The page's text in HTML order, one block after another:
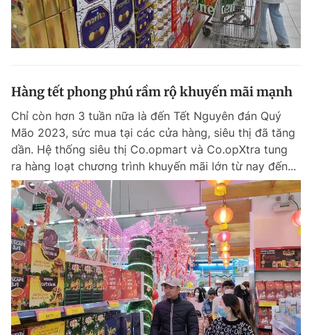
Hàng tết phong phú rầm rộ khuyến mãi mạnh
Chỉ còn hơn 3 tuần nữa là đến Tết Nguyên đán Quý
Mão 2023, sức mua tại các cửa hàng, siêu thị đã tăng
dần. Hệ thống siêu thị Co.opmart và Co.opXtra tung
ra hàng loạt chương trình khuyến mãi lớn từ nay đến...